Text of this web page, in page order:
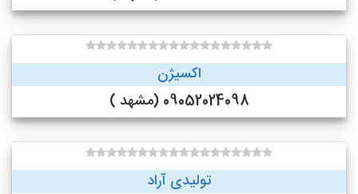
اکسیژن
09052024098 (مشهد )
تولیدی آراد